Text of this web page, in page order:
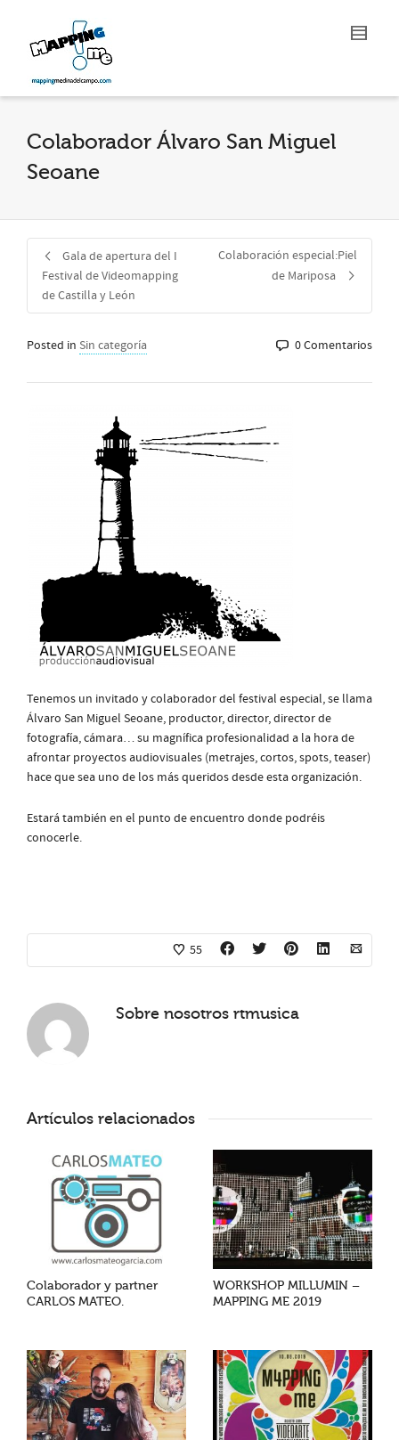
Colaborador Álvaro San Miguel
Seoane
Gala de apertura del I
Festival de Videomapping
de Castilla y León
Colaboración especial:Piel
de Mariposa
Posted in Sin categoría 0 Comentarios
Tenemos un invitado y colaborador del festival especial, se llama
Álvaro San Miguel Seoane, productor, director, director de
fotografía, cámara… su magnífica profesionalidad a la hora de
afrontar proyectos audiovisuales (metrajes, cortos, spots, teaser)
hace que sea uno de los más queridos desde esta organización.
Estará también en el punto de encuentro donde podréis
conocerle.
55
Sobre nosotros rtmusica
Artículos relacionados
Colaborador y partner
CARLOS MATEO.
WORKSHOP MILLUMIN –
MAPPING ME 2019